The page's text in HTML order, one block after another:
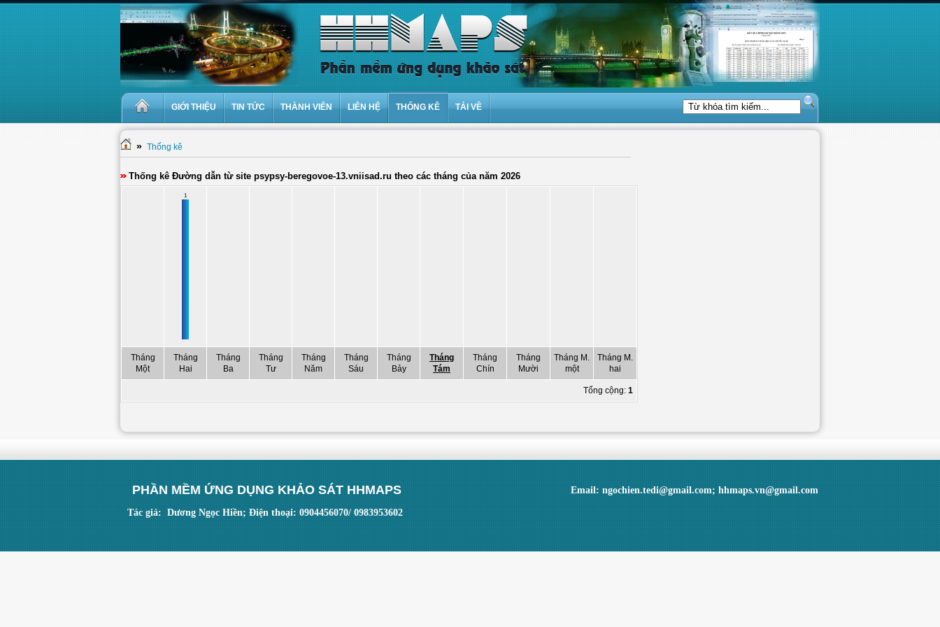
GIỚI THIỆU TIN TỨC THÀNH VIÊN LIÊN HỆ THỐNG KÊ TẢI VỀ
» Thống kê
Thống kê Đường dẫn từ site psypsy-beregovoe-13.vniisad.ru theo các tháng của năm 2026
1
Tháng
Một
Tháng
Hai
Tháng
Ba
Tháng
Tư
Tháng
Năm
Tháng
Sáu
Tháng
Bảy
Tháng
Tám
Tháng
Chín
Tháng
Mười
Tháng M.
một
Tháng M.
hai
Tổng cộng: 1
PHẦN MỀM ỨNG DỤNG KHẢO SÁT HHMAPS Email: ngochien.tedi@gmail.com; hhmaps.vn@gmail.com
Tác giả: Dương Ngọc Hiền; Điện thoại: 0904456070/ 0983953602